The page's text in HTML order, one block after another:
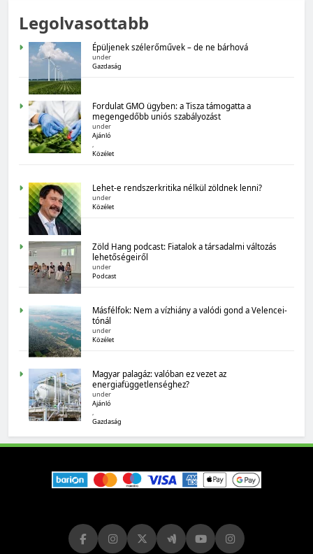
Magyarország számokban: Fogyasztói bizalom,
gazdasági várakozások
Magyarország számokban: Államadósság
MAGYARORSZÁG SZÁMOKBAN
Magyarország számokban: biogazdálkodás
Tizenhat adatsor a tizenhat évről
Legolvasottabb
Épüljenek szélerőművek – de ne bárhová
under
Gazdaság
Fordulat GMO ügyben: a Tisza támogatta a
megengedőbb uniós szabályozást
under
Ajánló
,
Közélet
Lehet-e rendszerkritika nélkül zöldnek lenni?
under
Közélet
Zöld Hang podcast: Fiatalok a társadalmi változás
lehetőségeiről
under
Podcast
Másfélfok: Nem a vízhiány a valódi gond a Velencei-
tónál
under
Közélet
Magyar palagáz: valóban ez vezet az
energiafüggetlenséghez?
under
Ajánló
,
Gazdaság